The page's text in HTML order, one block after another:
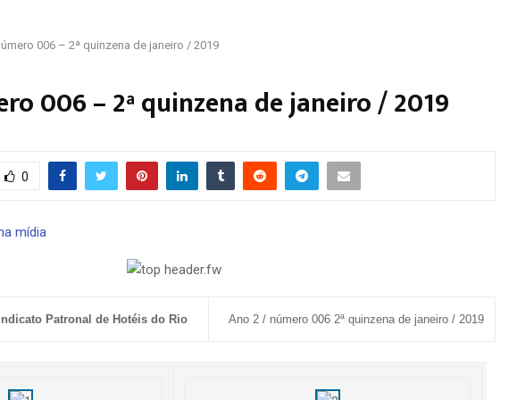
006 – 2ª quinzena de janeiro / 2019
006 – 2ª quinzena de janeiro / 2019
0
Patronal de Hotéis do Rio Ano 2 / número 006 2ª quinzena de janeiro / 2019